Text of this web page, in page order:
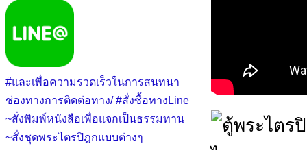
#และเพื่อความรวดเร็วในการสนทนา
ช่องทางการติดต่อทาง/ #สั่งซื้อทางLine
~สั่งพิมพ์หนังสือเพื่อแจกเป็นธรรมทาน
~สั่งชุดพระไตรปิฎกแบบต่างๆ